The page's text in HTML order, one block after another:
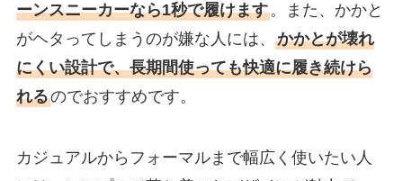
ーンスニーカーなら1秒で履けます。また、かかと
がヘタってしまうのが嫌な人には、 かかとが壊れ
にくい設計で、長期間使っても快適に履き続けら
れるのでおすすめです。
カジュアルからフォーマルまで幅広く使いたい人